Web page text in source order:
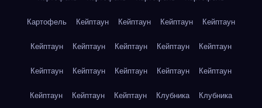
Картофель Кейптаун Кейптаун Кейптаун Кейптаун
Кейптаун Кейптаун Кейптаун Кейптаун Кейптаун
Кейптаун Кейптаун Кейптаун Кейптаун Кейптаун
Кейптаун Кейптаун Кейптаун Клубника Клубника